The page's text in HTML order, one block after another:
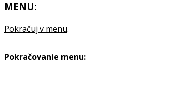
MENU:
Pokračuj v menu.
Pokračovanie menu: